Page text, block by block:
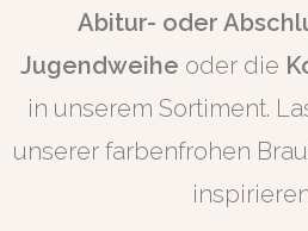
Abitur- oder
Jugendweihe oder die
in unserem Sortiment.
unserer farbenfrohen